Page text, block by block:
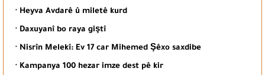
· Heyva Avdarê û miletê kurd
· Daxuyanî bo raya giştî
· Nisrîn Melekî: Ev 17 car Mihemed Şêxo saxdibe
· Kampanya 100 hezar imze dest pê kir